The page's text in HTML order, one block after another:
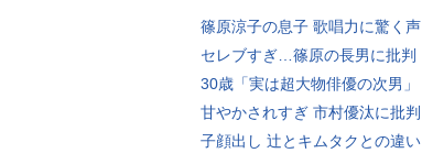
篠原涼子の息子 歌唱力に驚く声
セレブすぎ…篠原の長男に批判
30歳「実は超大物俳優の次男」
甘やかされすぎ 市村優汰に批判
子顔出し 辻とキムタクとの違い